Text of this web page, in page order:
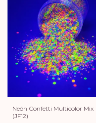
Neón Confetti Multicolor Mix
(JF12)